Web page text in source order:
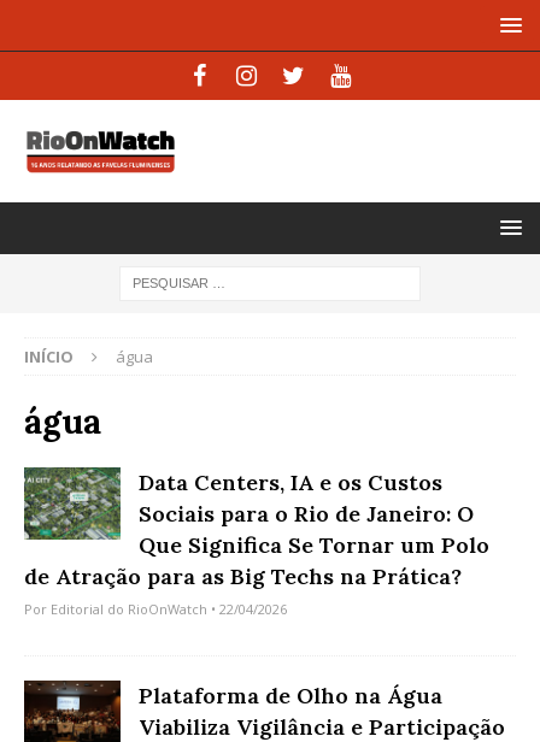
INÍCIO água
água
Data Centers, IA e os Custos
Sociais para o Rio de Janeiro: O
Que Significa Se Tornar um Polo
de Atração para as Big Techs na Prática?
Por Editorial do RioOnWatch • 22/04/2026
Plataforma de Olho na Água
Viabiliza Vigilância e Participação